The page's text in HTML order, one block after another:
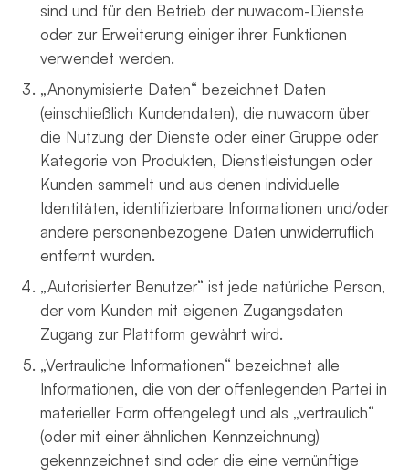
sind und für den Betrieb der nuwacom-Dienste
oder zur Erweiterung einiger ihrer Funktionen
verwendet werden.
„Anonymisierte Daten“ bezeichnet Daten
(einschließlich Kundendaten), die nuwacom über
die Nutzung der Dienste oder einer Gruppe oder
Kategorie von Produkten, Dienstleistungen oder
Kunden sammelt und aus denen individuelle
Identitäten, identifizierbare Informationen und/oder
andere personenbezogene Daten unwiderruflich
entfernt wurden.
„Autorisierter Benutzer“ ist jede natürliche Person,
der vom Kunden mit eigenen Zugangsdaten
Zugang zur Plattform gewährt wird.
„Vertrauliche Informationen“ bezeichnet alle
Informationen, die von der offenlegenden Partei in
materieller Form offengelegt und als „vertraulich“
(oder mit einer ähnlichen Kennzeichnung)
gekennzeichnet sind oder die eine vernünftige